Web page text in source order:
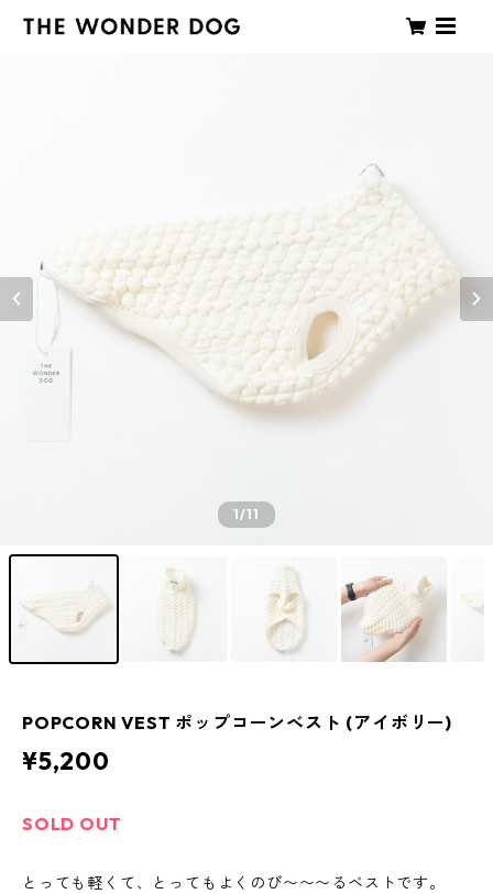
1/11
POPCORN VEST ポップコーンベスト (アイボリー)
¥5,200
SOLD OUT
とっても軽くて、とってもよくのび〜〜〜るベストです。